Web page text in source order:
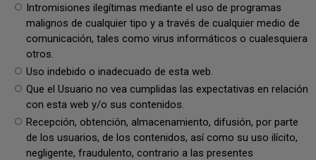
Intromisiones ilegítimas mediante el uso de programas
malignos de cualquier tipo y a través de cualquier medio de
comunicación, tales como virus informáticos o cualesquiera
otros.
Uso indebido o inadecuado de esta web.
Que el Usuario no vea cumplidas las expectativas en relación
con esta web y/o sus contenidos.
Recepción, obtención, almacenamiento, difusión, por parte
de los usuarios, de los contenidos, así como su uso ilícito,
negligente, fraudulento, contrario a las presentes